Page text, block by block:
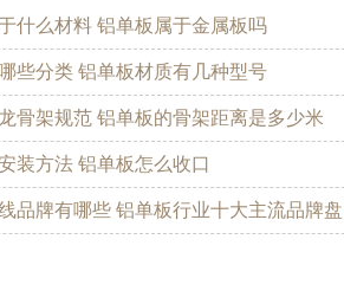
什么材料 铝单板属于金属板吗
些分类 铝单板材质有几种型号
骨架规范 铝单板的骨架距离是多少米
装方法 铝单板怎么收口
品牌有哪些 铝单板行业十大主流品牌